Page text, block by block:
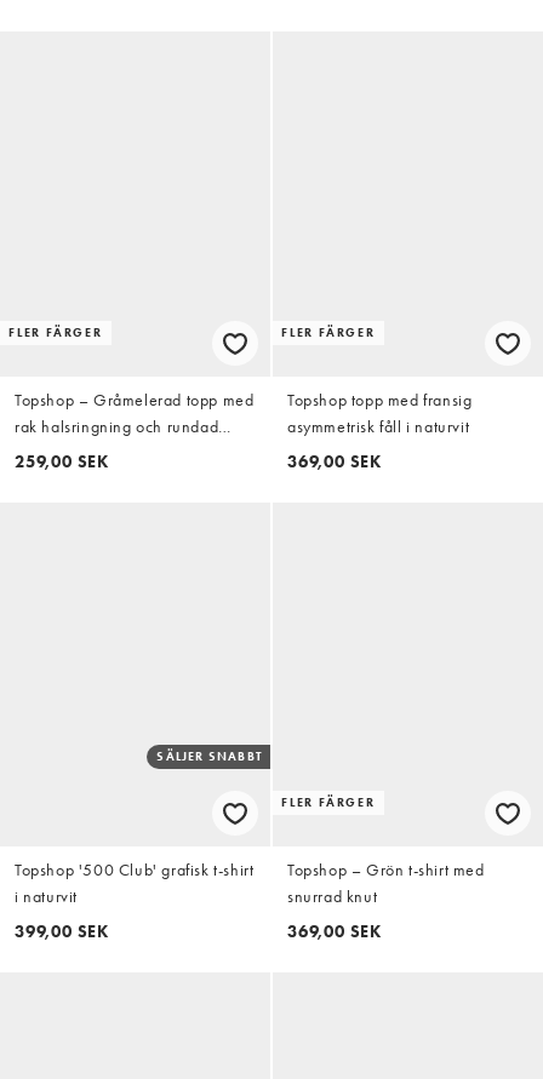
FLER FÄRGER
Topshop – Gråmelerad topp med
rak halsringning och rundad
nederkant
259,00 SEK
FLER FÄRGER
Topshop topp med fransig
asymmetrisk fåll i naturvit
369,00 SEK
SÄLJER SNABBT
Topshop '500 Club' grafisk t-shirt
i naturvit
399,00 SEK
FLER FÄRGER
Topshop – Grön t-shirt med
snurrad knut
369,00 SEK